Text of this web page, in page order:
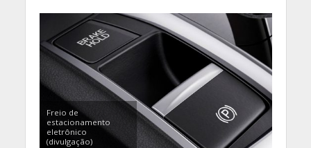
Freio de
estacionamento
eletrônico
(divulgação)